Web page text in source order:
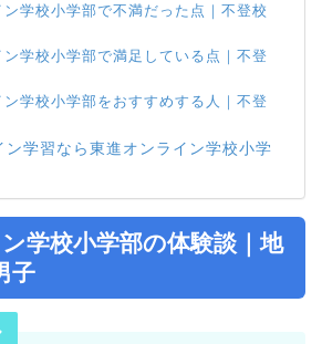
学校小学部で不満だった点｜不登校
学校小学部で満足している点｜不登
学校小学部をおすすめする人｜不登
ン学習なら東進オンライン学校小学
学校小学部の体験談｜地
子